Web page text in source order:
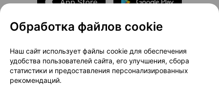
О проекте
Новости проекта
Размещение рекламы
Медицинский маркетинг
Публичный договор
Доставка
Обработка файлов cookie
Наш сайт использует файлы cookie для обеспечения
удобства пользователей сайта, его улучшения, сбора
статистики и предоставления персонализированных
рекомендаций.